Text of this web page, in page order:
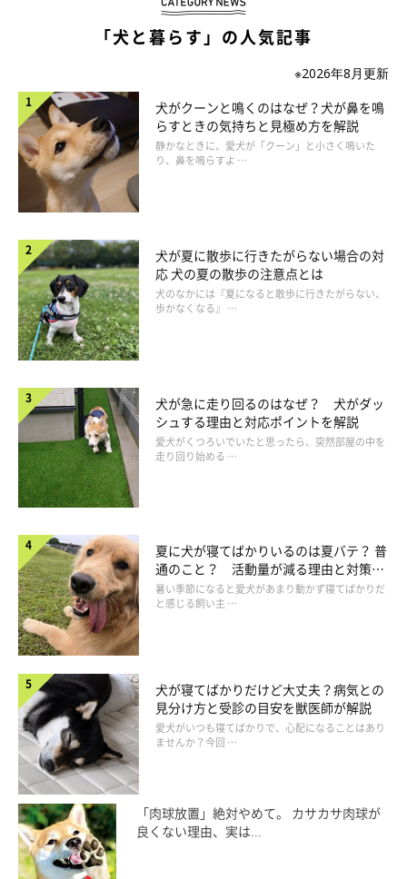
「犬と暮らす」の人気記事
※2026年8月更新
犬がクーンと鳴くのはなぜ？犬が鼻を鳴
らすときの気持ちと見極め方を解説
静かなときに、愛犬が「クーン」と小さく鳴いた
り、鼻を鳴らすよ …
犬が夏に散歩に行きたがらない場合の対
応 犬の夏の散歩の注意点とは
犬のなかには『夏になると散歩に行きたがらない、
歩かなくなる』 …
犬が急に走り回るのはなぜ？ 犬がダッ
シュする理由と対応ポイントを解説
愛犬がくつろいでいたと思ったら、突然部屋の中を
走り回り始める …
夏に犬が寝てばかりいるのは夏バテ？ 普
通のこと？ 活動量が減る理由と対策と
は
暑い季節になると愛犬があまり動かず寝てばかりだ
と感じる飼い主 …
犬が寝てばかりだけど大丈夫？病気との
見分け方と受診の目安を獣医師が解説
愛犬がいつも寝てばかりで、心配になることはあり
ませんか？今回 …
「肉球放置」絶対やめて。 カサカサ肉球が
良くない理由、実は...